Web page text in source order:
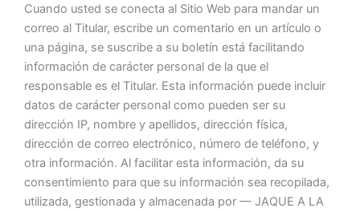
Cuando usted se conecta al Sitio Web para mandar un
correo al Titular, escribe un comentario en un artículo o
una página, se suscribe a su boletín está facilitando
información de carácter personal de la que el
responsable es el Titular. Esta información puede incluir
datos de carácter personal como pueden ser su
dirección IP, nombre y apellidos, dirección física,
dirección de correo electrónico, número de teléfono, y
otra información. Al facilitar esta información, da su
consentimiento para que su información sea recopilada,
utilizada, gestionada y almacenada por — JAQUE A LA